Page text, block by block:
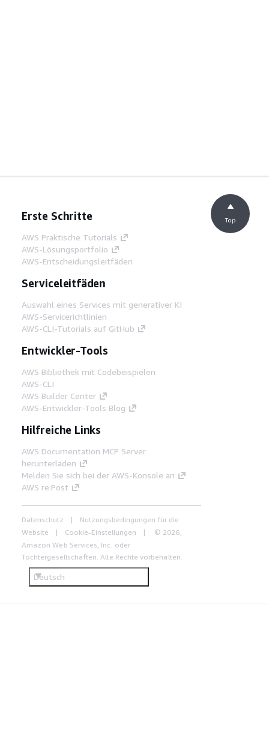
Erste Schritte
AWS Praktische Tutorials
AWS-Lösungsportfolio
AWS-Entscheidungsleitfäden
Serviceleitfäden
Auswahl eines Services mit generativer KI
AWS-Servicerichtlinien
AWS-CLI-Tutorials auf GitHub
Entwickler-Tools
AWS Bibliothek mit Codebeispielen
AWS-CLI
AWS Builder Center
AWS-Entwickler-Tools Blog
Hilfreiche Links
AWS Documentation MCP Server
herunterladen
Melden Sie sich bei der AWS-Konsole an
AWS re:Post
Datenschutz
Nutzungsbedingungen für die
Website
Cookie-Einstellungen
© 2026,
Amazon Web Services, Inc. oder
Tochtergesellschaften. Alle Rechte vorbehalten.
Deutsch
Top